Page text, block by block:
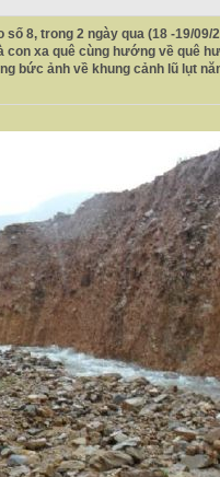
8, trong 2 ngày qua (18 -19/09/
con xa quê cùng hướng về quê
bức ảnh về khung cảnh lũ lụt